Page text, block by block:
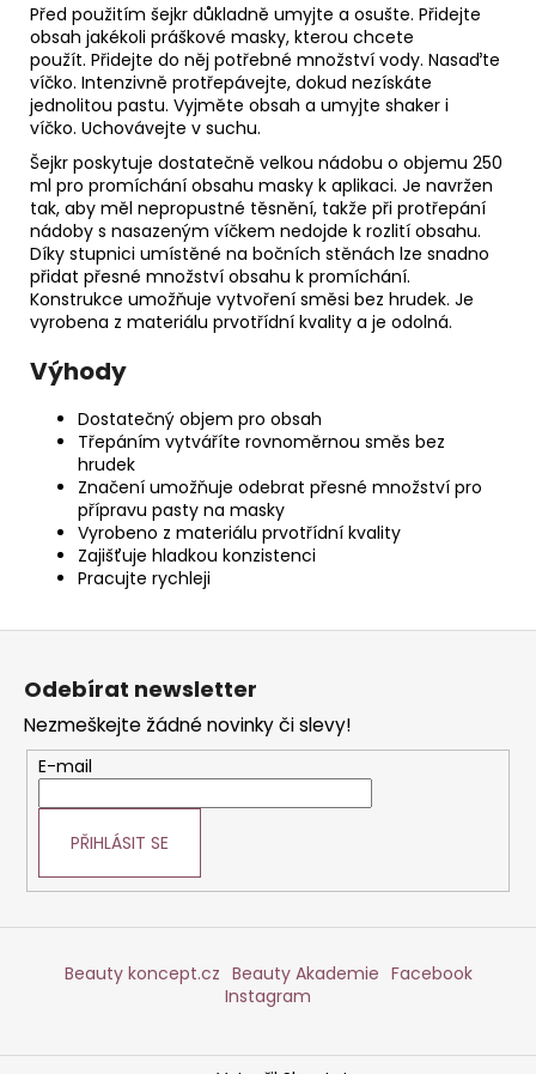
Před použitím šejkr důkladně umyjte a osušte. Přidejte
obsah jakékoli práškové masky, kterou chcete
použít. Přidejte do něj potřebné množství vody. Nasaďte
víčko. Intenzivně protřepávejte, dokud nezískáte
jednolitou pastu. Vyjměte obsah a umyjte shaker i
víčko. Uchovávejte v suchu.
Šejkr poskytuje dostatečně velkou nádobu o objemu 250
ml pro promíchání obsahu masky k aplikaci. Je navržen
tak, aby měl nepropustné těsnění, takže při protřepání
nádoby s nasazeným víčkem nedojde k rozlití obsahu.
Díky stupnici umístěné na bočních stěnách lze snadno
přidat přesné množství obsahu k promíchání.
Konstrukce umožňuje vytvoření směsi bez hrudek. Je
vyrobena z materiálu prvotřídní kvality a je odolná.
Výhody
Dostatečný objem pro obsah
Třepáním vytváříte rovnoměrnou směs bez
hrudek
Značení umožňuje odebrat přesné množství pro
přípravu pasty na masky
Vyrobeno z materiálu prvotřídní kvality
Zajišťuje hladkou konzistenci
Pracujte rychleji
Z
Odebírat newsletter
Nezmeškejte žádné novinky či slevy!
E-mail
PŘIHLÁSIT SE
Beauty koncept.cz Beauty Akademie Facebook
Instagram